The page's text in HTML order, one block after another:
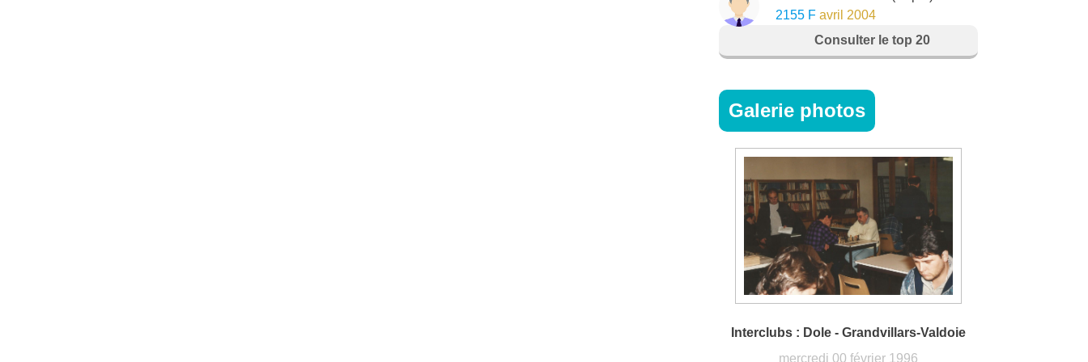
2155 F avril 2004
Consulter le top 20
Galerie photos
Interclubs : Dole - Grandvillars-Valdoie
mercredi 00 février 1996